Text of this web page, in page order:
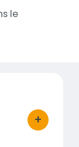
le
+
bouton